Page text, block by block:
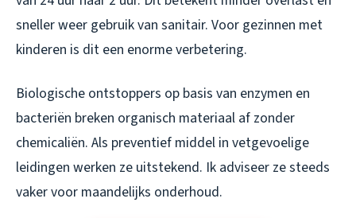
sneller weer gebruik van sanitair. Voor gezinnen met
kinderen is dit een enorme verbetering.
Biologische ontstoppers op basis van enzymen en
bacteriën breken organisch materiaal af zonder
chemicaliën. Als preventief middel in vetgevoelige
leidingen werken ze uitstekend. Ik adviseer ze steeds
vaker voor maandelijks onderhoud.